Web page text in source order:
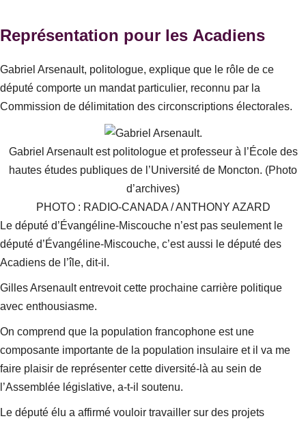
Représentation pour les Acadiens
Gabriel Arsenault, politologue, explique que le rôle de ce
député comporte un mandat particulier, reconnu par la
Commission de délimitation des circonscriptions électorales.
Gabriel Arsenault est politologue et professeur à l’École des
hautes études publiques de l’Université de Moncton. (Photo
d’archives)
PHOTO : RADIO-CANADA / ANTHONY AZARD
Le député d’Évangéline-Miscouche n’est pas seulement le
député d’Évangéline-Miscouche, c’est aussi le député des
Acadiens de l’île , dit-il.
Gilles Arsenault entrevoit cette prochaine carrière politique
avec enthousiasme.
On comprend que la population francophone est une
composante importante de la population insulaire et il va me
faire plaisir de représenter cette diversité-là au sein de
l’Assemblée législative , a-t-il soutenu.
Le député élu a affirmé vouloir travailler sur des projets